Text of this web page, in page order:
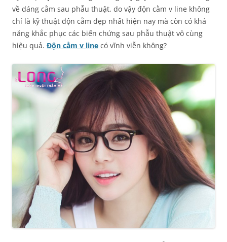
về dáng cằm sau phẫu thuật, do vậy độn cằm v line không
chỉ là kỹ thuật độn cằm đẹp nhất hiện nay mà còn có khả
năng khắc phục các biến chứng sau phẫu thuật vô cùng
hiệu quả. Độn cằm v line có vĩnh viễn không?